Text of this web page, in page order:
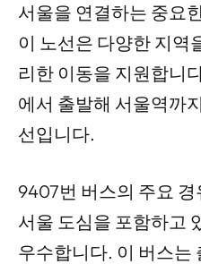
서울을 연결하는 중요
이 노선은 다양한 지역
리한 이동을 지원합니
에서 출발해 서울역까
선입니다.
9407번 버스의 주요
서울 도심을 포함하고
우수합니다. 이 버스는